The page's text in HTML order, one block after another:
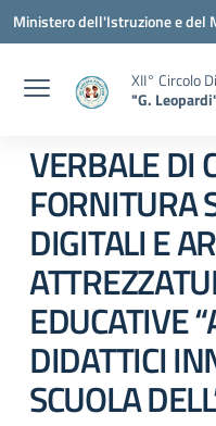
Vai ai contenuti
Vai al menu di navigazione
Vai al footer
Ministero dell'Istruzione e del
XII° Circolo
"G.
VERBALE DI
FORNITURA
DIGITALI E
EDUCATIVE
DIDATTICI
SCUOLA